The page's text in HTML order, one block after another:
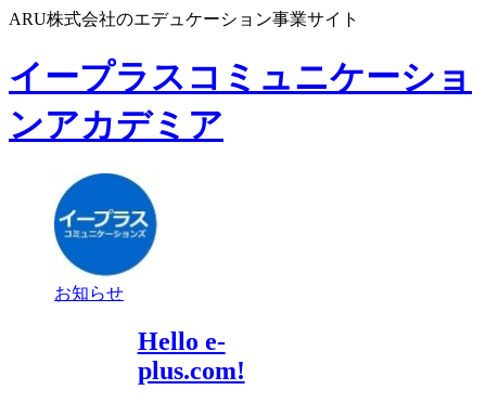
ARU株式会社のエデュケーション事業サイト
イープラスコミュニケーショ
ンアカデミア
お知らせ
Hello e-
plus.com!